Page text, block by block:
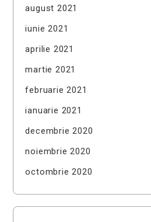
august 2021
iunie 2021
aprilie 2021
martie 2021
februarie 2021
ianuarie 2021
decembrie 2020
noiembrie 2020
octombrie 2020